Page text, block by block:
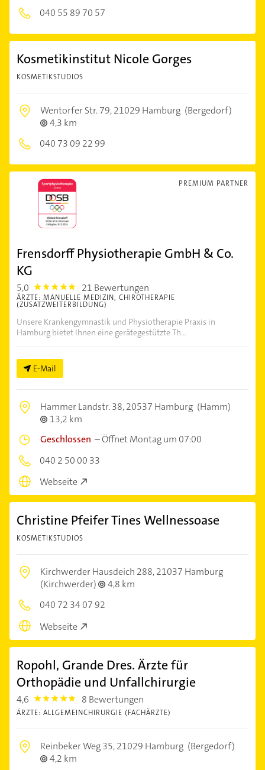
040 55 89 70 57
Kosmetikinstitut Nicole Gorges
KOSMETIKSTUDIOS
Wentorfer Str. 79,21029 Hamburg (Bergedorf)
4,3 km
040 73 09 22 99
PREMIUM PARTNER
Frensdorff Physiotherapie GmbH & Co.
KG
5,0 5.0 21 Bewertungen
ÄRZTE: MANUELLE MEDIZIN, CHIROTHERAPIE
(ZUSATZWEITERBILDUNG)
Unsere Krankengymnastik und Physiotherapie Praxis in
Hamburg bietet Ihnen eine gerätegestützte Th...
E-Mail
Hammer Landstr. 38,20537 Hamburg (Hamm)
13,2 km
Geschlossen –Öffnet Montag um 07:00
040 2 50 00 33
Webseite
Christine Pfeifer Tines Wellnessoase
KOSMETIKSTUDIOS
Kirchwerder Hausdeich 288,21037 Hamburg
(Kirchwerder)
4,8 km
040 72 34 07 92
Webseite
Ropohl, Grande Dres. Ärzte für
Orthopädie und Unfallchirurgie
4,6 4.6 8 Bewertungen
ÄRZTE: ALLGEMEINCHIRURGIE (FACHÄRZTE)
Reinbeker Weg 35,21029 Hamburg (Bergedorf)
4,2 km